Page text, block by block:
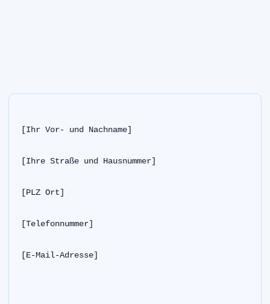
[Ihr Vor- und Nachname]
[Ihre Straße und Hausnummer]
[PLZ Ort]
[Telefonnummer]
[E-Mail-Adresse]